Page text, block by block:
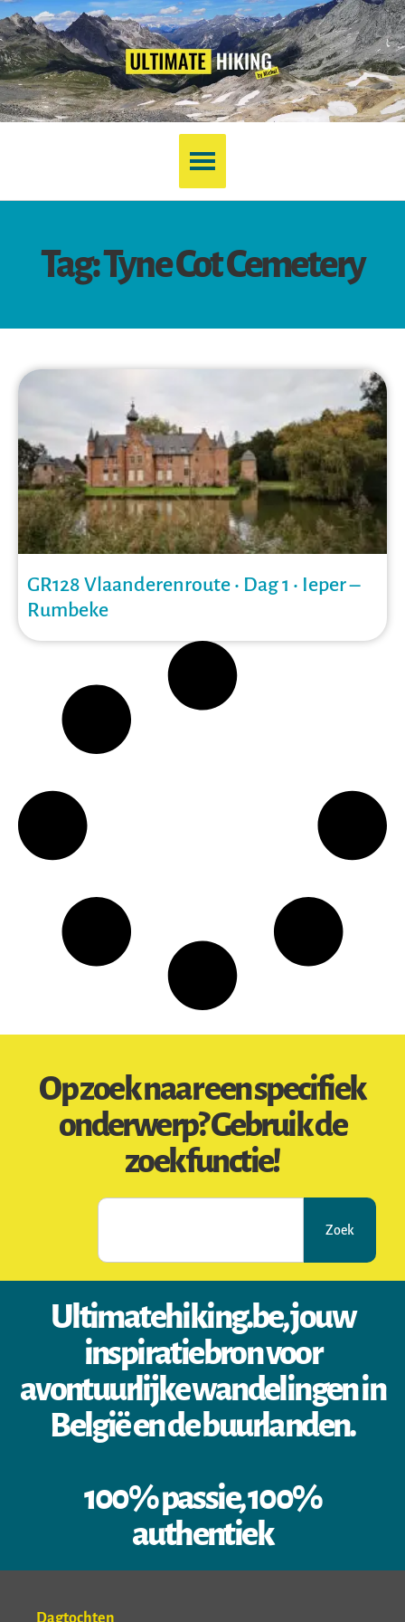
Tag: Tyne Cot Cemetery
GR128 Vlaanderenroute • Dag 1 • Ieper –
Rumbeke
Op zoek naar een specifiek
onderwerp? Gebruik de
zoekfunctie!
Zoek
Ultimatehiking.be, jouw
inspiratiebron voor
avontuurlijke wandelingen in
België en de buurlanden.
100% passie, 100%
authentiek
Dagtochten